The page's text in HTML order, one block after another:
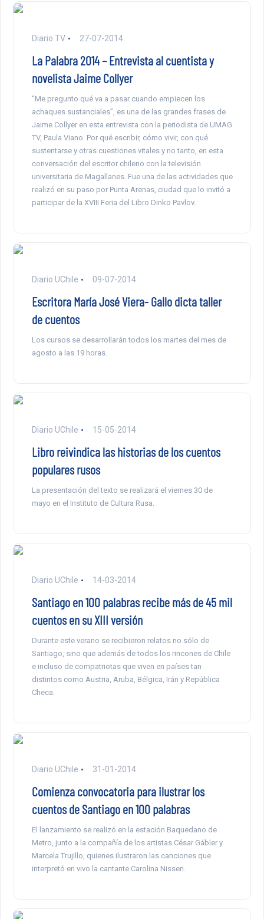
Diario TV 27-07-2014
La Palabra 2014 – Entrevista al cuentista y
novelista Jaime Collyer
“Me pregunto qué va a pasar cuando empiecen los
achaques sustanciales”, es una de las grandes frases de
Jaime Collyer en esta entrevista con la periodista de UMAG
TV, Paula Viano. Por qué escribir, cómo vivir, con qué
sustentarse y otras cuestiones vitales y no tanto, en esta
conversación del escritor chileno con la televisión
universitaria de Magallanes. Fue una de las actividades que
realizó en su paso por Punta Arenas, ciudad que lo invitó a
participar de la XVIII Feria del Libro Dinko Pavlov.
Diario UChile 09-07-2014
Escritora María José Viera- Gallo dicta taller
de cuentos
Los cursos se desarrollarán todos los martes del mes de
agosto a las 19 horas.
Diario UChile 15-05-2014
Libro reivindica las historias de los cuentos
populares rusos
La presentación del texto se realizará el viernes 30 de
mayo en el Instituto de Cultura Rusa.
Diario UChile 14-03-2014
Santiago en 100 palabras recibe más de 45 mil
cuentos en su XIII versión
Durante este verano se recibieron relatos no sólo de
Santiago, sino que además de todos los rincones de Chile
e incluso de compatriotas que viven en países tan
distintos como Austria, Aruba, Bélgica, Irán y República
Checa.
Diario UChile 31-01-2014
Comienza convocatoria para ilustrar los
cuentos de Santiago en 100 palabras
El lanzamiento se realizó en la estación Baquedano de
Metro, junto a la compañía de los artistas César Gábler y
Marcela Trujillo, quienes ilustraron las canciones que
interpretó en vivo la cantante Carolina Nissen.